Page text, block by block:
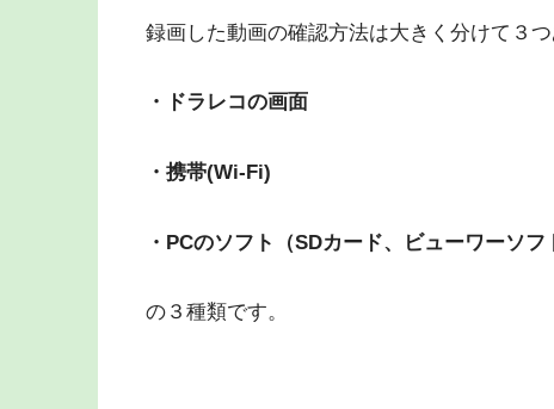
録画した動画の確認方法は大きく分けて３つ
・ドラレコの画面
・携帯(Wi-Fi)
・PCのソフト（SDカード、ビューワーソフ
の３種類です。